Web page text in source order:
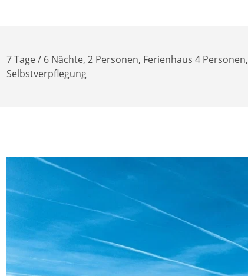
7 Tage / 6 Nächte, 2 Personen, Ferienhaus 4 Personen,
Selbstverpflegung